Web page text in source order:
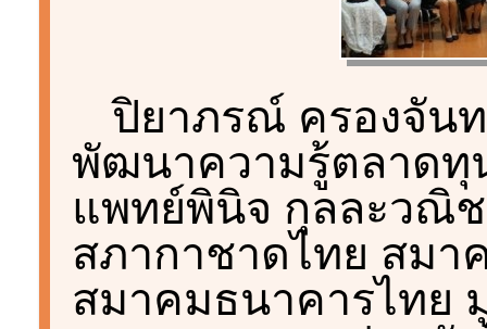
ปิยาภรณ์ ครองจัน
พัฒนาความรู้ตลาดทุ
แพทย์พินิจ กุลละวณิช
สภากาชาดไทย สมา
สมาคมธนาคารไทย